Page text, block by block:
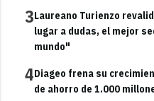
3Laureano Turienzo
lugar a dudas, el mejor
mundo"
4Diageo frena su
de ahorro de 1.000